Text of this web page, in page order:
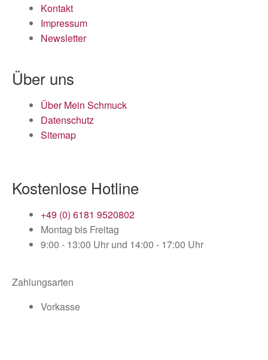
Kontakt
Impressum
Newsletter
Über uns
Über Mein Schmuck
Datenschutz
Sitemap
Kostenlose Hotline
+49 (0) 6181 9520802
Montag bis Freitag
9:00 - 13:00 Uhr und 14:00 - 17:00 Uhr
Zahlungsarten
Vorkasse